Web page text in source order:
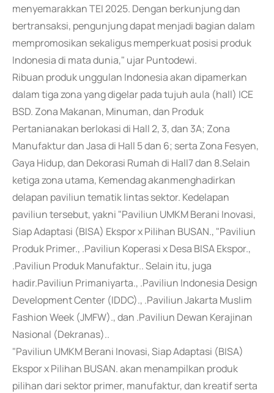
menyemarakkan TEI 2025. Dengan berkunjung dan
bertransaksi, pengunjung dapat menjadi bagian dalam
mempromosikan sekaligus memperkuat posisi produk
Indonesia di mata dunia," ujar Puntodewi.
Ribuan produk unggulan Indonesia akan dipamerkan
dalam tiga zona yang digelar pada tujuh aula (hall) ICE
BSD. Zona Makanan, Minuman, dan Produk
Pertanianakan berlokasi di Hall 2, 3, dan 3A; Zona
Manufaktur dan Jasa di Hall 5 dan 6; serta Zona Fesyen,
Gaya Hidup, dan Dekorasi Rumah di Hall7 dan 8.Selain
ketiga zona utama, Kemendag akanmenghadirkan
delapan paviliun tematik lintas sektor. Kedelapan
paviliun tersebut, yakni "Paviliun UMKM Berani Inovasi,
Siap Adaptasi (BISA) Ekspor x Pilihan BUSAN., "Paviliun
Produk Primer., .Paviliun Koperasi x Desa BISA Ekspor.,
.Paviliun Produk Manufaktur.. Selain itu, juga
hadir.Paviliun Primaniyarta., .Paviliun Indonesia Design
Development Center (IDDC)., .Paviliun Jakarta Muslim
Fashion Week (JMFW)., dan .Paviliun Dewan Kerajinan
Nasional (Dekranas)..
"Paviliun UMKM Berani Inovasi, Siap Adaptasi (BISA)
Ekspor x Pilihan BUSAN. akan menampilkan produk
pilihan dari sektor primer, manufaktur, dan kreatif serta